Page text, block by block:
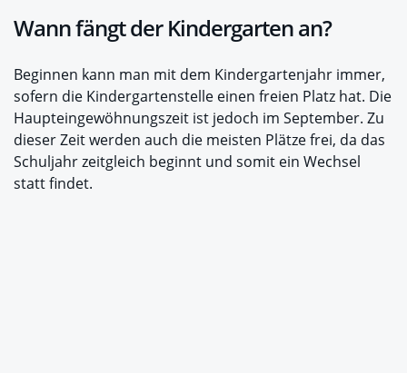
Wann fängt der Kindergarten an?
Beginnen kann man mit dem Kindergartenjahr immer,
sofern die Kindergartenstelle einen freien Platz hat. Die
Haupteingewöhnungszeit ist jedoch im September. Zu
dieser Zeit werden auch die meisten Plätze frei, da das
Schuljahr zeitgleich beginnt und somit ein Wechsel
statt findet.